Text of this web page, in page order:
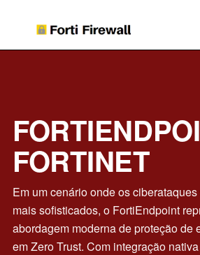
Forti
Firewall
FORTINET
Em um cenário onde os
mais sofisticados, o FortiEndpoint
abordagem moderna de proteção de
em Zero Trust. Com integração